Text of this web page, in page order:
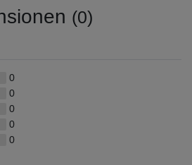
(0)
0
0
0
0
0